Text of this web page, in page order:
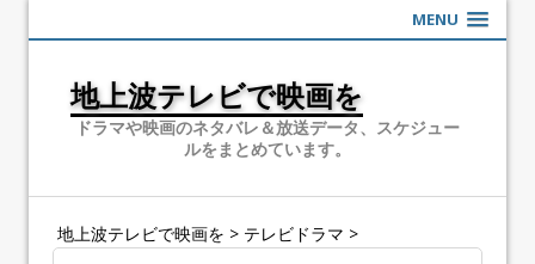
MENU
地上波テレビで映画を
ドラマや映画のネタバレ＆放送データ、スケジュー
ルをまとめています。
地上波テレビで映画を > テレビドラマ >